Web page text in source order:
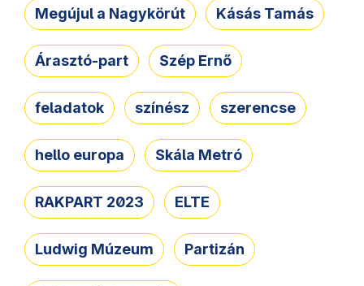
Megújul a Nagykörút Kásás Tamás
Árasztó-part Szép Ernő
feladatok színész szerencse
hello europa Skála Metró
RAKPART 2023 ELTE
Ludwig Múzeum Partizán